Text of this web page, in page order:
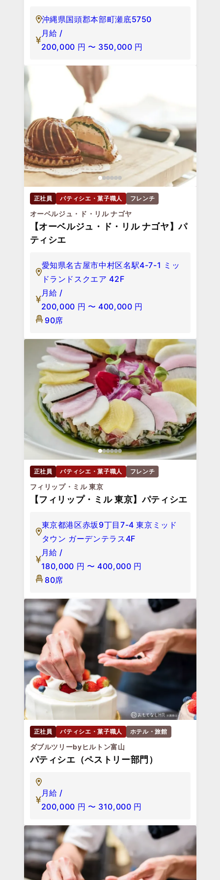
沖縄県国頭郡本部町瀬底5750
月給 /
200,000 円 〜 350,000 円
正社員 パティシエ・菓子職人 フレンチ
オーベルジュ・ド・リル ナゴヤ
【オーベルジュ・ド・リル ナゴヤ】パ
ティシエ
愛知県名古屋市中村区名駅4-7-1 ミッ
ドランドスクエア 42F
月給 /
200,000 円 〜 400,000 円
90席
正社員 パティシエ・菓子職人 フレンチ
フィリップ・ミル 東京
【フィリップ・ミル 東京】パティシエ
東京都港区赤坂9丁目7-4 東京ミッド
タウン ガーデンテラス4F
月給 /
180,000 円 〜 400,000 円
80席
正社員 パティシエ・菓子職人 ホテル・旅館
ダブルツリーbyヒルトン富山
パティシエ（ペストリー部門）
月給 /
200,000 円 〜 310,000 円